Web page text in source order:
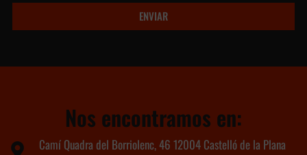
ENVIAR
Nos encontramos en:
Camí Quadra del Borriolenc, 46 12004 Castelló de la Plana